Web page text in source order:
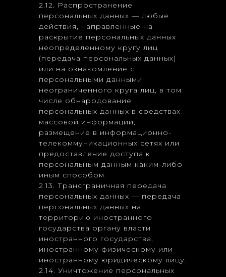
2.12. Распространение
персональных данных — любые
действия, направленные на
раскрытие персональных данных
неопределенному кругу лиц
(передача персональных данных)
или на ознакомление с
персональными данными
неограниченного круга лиц, в том
числе обнародование
персональных данных в средствах
массовой информации,
размещение в информационно-
телекоммуникационных сетях или
предоставление доступа к
персональным данным каким-либо
иным способом.
2.13. Трансграничная передача
персональных данных — передача
персональных данных на
территорию иностранного
государства органу власти
иностранного государства,
иностранному физическому или
иностранному юридическому лицу.
2.14. Уничтожение персональных